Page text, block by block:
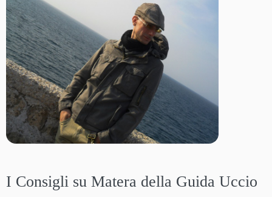
I Consigli su Matera della Guida Uccio